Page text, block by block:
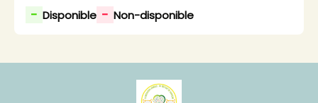
- Disponible - Non-disponible